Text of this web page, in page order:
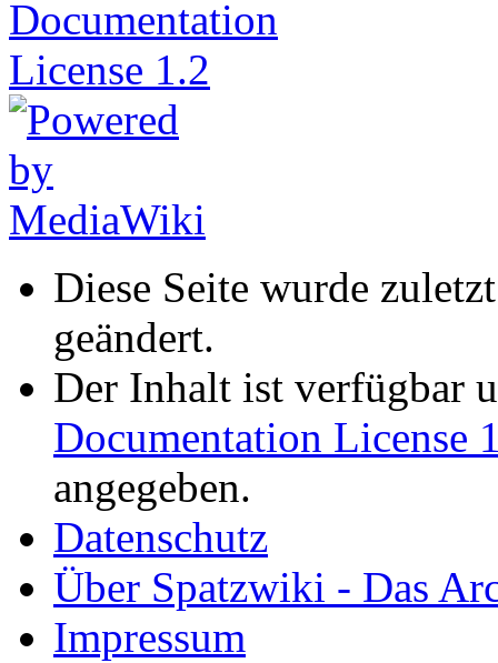
Diese Seite wurde
geändert.
Der Inhalt ist verfügbar
Documentation License
angegeben.
Datenschutz
Über Spatzwiki - Das
Impressum